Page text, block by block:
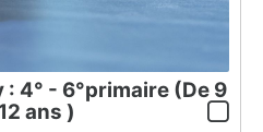
4° - 6°primaire (De 9
ans )